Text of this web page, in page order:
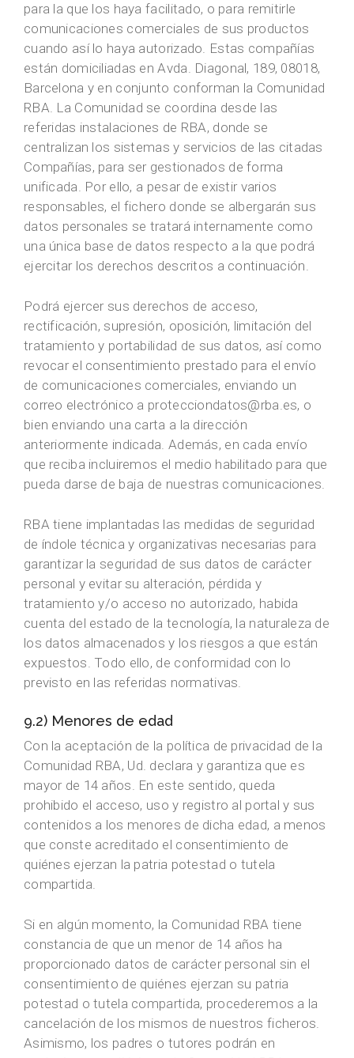
para la que los haya facilitado, o para remitirle
comunicaciones comerciales de sus productos
cuando así lo haya autorizado. Estas compañías
están domiciliadas en Avda. Diagonal, 189, 08018,
Barcelona y en conjunto conforman la Comunidad
RBA. La Comunidad se coordina desde las
referidas instalaciones de RBA, donde se
centralizan los sistemas y servicios de las citadas
Compañías, para ser gestionados de forma
unificada. Por ello, a pesar de existir varios
responsables, el fichero donde se albergarán sus
datos personales se tratará internamente como
una única base de datos respecto a la que podrá
ejercitar los derechos descritos a continuación.
Podrá ejercer sus derechos de acceso,
rectificación, supresión, oposición, limitación del
tratamiento y portabilidad de sus datos, así como
revocar el consentimiento prestado para el envío
de comunicaciones comerciales, enviando un
correo electrónico a protecciondatos@rba.es, o
bien enviando una carta a la dirección
anteriormente indicada. Además, en cada envío
que reciba incluiremos el medio habilitado para que
pueda darse de baja de nuestras comunicaciones.
RBA tiene implantadas las medidas de seguridad
de índole técnica y organizativas necesarias para
garantizar la seguridad de sus datos de carácter
personal y evitar su alteración, pérdida y
tratamiento y/o acceso no autorizado, habida
cuenta del estado de la tecnología, la naturaleza de
los datos almacenados y los riesgos a que están
expuestos. Todo ello, de conformidad con lo
previsto en las referidas normativas.
9.2) Menores de edad
Con la aceptación de la política de privacidad de la
Comunidad RBA, Ud. declara y garantiza que es
mayor de 14 años. En este sentido, queda
prohibido el acceso, uso y registro al portal y sus
contenidos a los menores de dicha edad, a menos
que conste acreditado el consentimiento de
quiénes ejerzan la patria potestad o tutela
compartida.
Si en algún momento, la Comunidad RBA tiene
constancia de que un menor de 14 años ha
proporcionado datos de carácter personal sin el
consentimiento de quiénes ejerzan su patria
potestad o tutela compartida, procederemos a la
cancelación de los mismos de nuestros ficheros.
Asimismo, los padres o tutores podrán en